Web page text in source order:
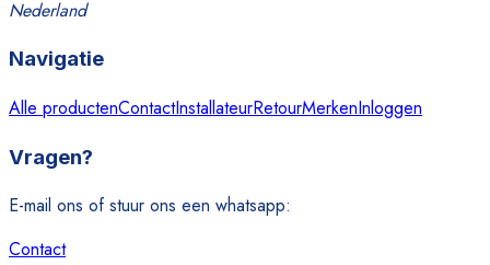
Nederland
Navigatie
Alle productenContactInstallateurRetourMerkenInloggen
Vragen?
E-mail ons of stuur ons een whatsapp:
Contact